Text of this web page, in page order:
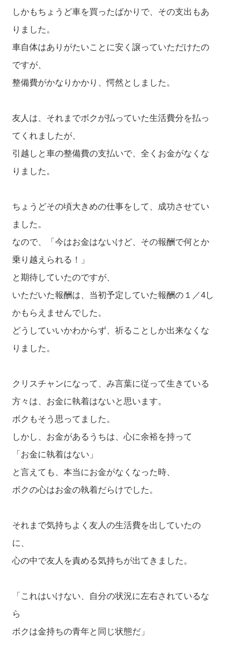
しかもちょうど車を買ったばかりで、その支出もあ
りました。
車自体はありがたいことに安く譲っていただけたの
ですが、
整備費がかなりかかり、愕然としました。
友人は、それまでボクが払っていた生活費分を払っ
てくれましたが、
引越しと車の整備費の支払いで、全くお金がなくな
りました。
ちょうどその頃大きめの仕事をして、成功させてい
ました。
なので、「今はお金はないけど、その報酬で何とか
乗り越えられる！」
と期待していたのですが、
いただいた報酬は、当初予定していた報酬の１／4し
かもらえませんでした。
どうしていいかわからず、祈ることしか出来なくな
りました。
クリスチャンになって、み言葉に従って生きている
方々は、お金に執着はないと思います。
ボクもそう思ってました。
しかし、お金があるうちは、心に余裕を持って
「お金に執着はない」
と言えても、本当にお金がなくなった時、
ボクの心はお金の執着だらけでした。
それまで気持ちよく友人の生活費を出していたの
に、
心の中で友人を責める気持ちが出てきました。
「これはいけない、自分の状況に左右されているな
ら
ボクは金持ちの青年と同じ状態だ」